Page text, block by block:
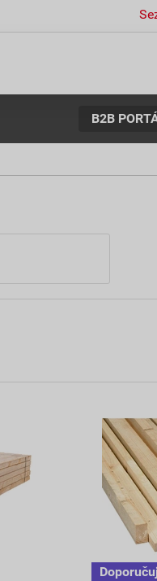
B2B